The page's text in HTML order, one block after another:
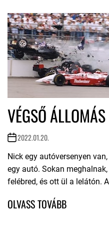
VÉGSŐ
2022.01.20.
Nick egy autóversenyen
egy autó. Sokan
felébred, és ott ül a lelátón.